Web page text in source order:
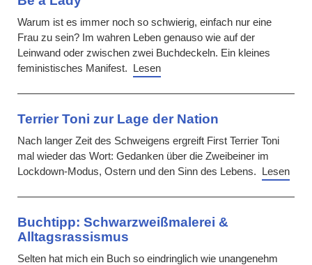
Warum ist es immer noch so schwierig, einfach nur eine
Frau zu sein? Im wahren Leben genauso wie auf der
Leinwand oder zwischen zwei Buchdeckeln. Ein kleines
feministisches Manifest. Lesen
Terrier Toni zur Lage der Nation
Nach langer Zeit des Schweigens ergreift First Terrier Toni
mal wieder das Wort: Gedanken über die Zweibeiner im
Lockdown-Modus, Ostern und den Sinn des Lebens. Lesen
Buchtipp: Schwarzweißmalerei &
Alltagsrassismus
Selten hat mich ein Buch so eindringlich wie unangenehm